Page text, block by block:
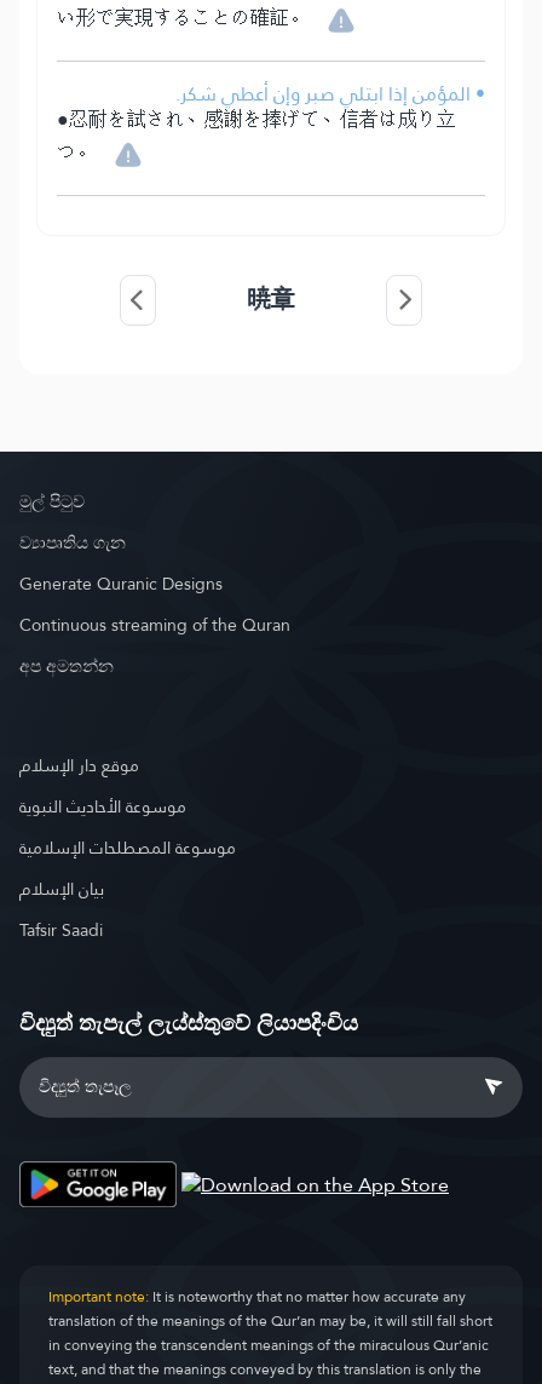
い形で実現することの確証。
• المؤمن إذا ابتلي صبر وإن أعطي شكر.
●忍耐を試され、感謝を捧げて、信者は成り立
つ。
暁章
මුල් පිටුව
ව්‍යාපෘතිය ගැන
Generate Quranic Designs
Continuous streaming of the Quran
අප අමතන්න
موقع دار الإسلام
موسوعة الأحاديث النبوية
موسوعة المصطلحات الإسلامية
بيان الإسلام
Tafsir Saadi
විද්‍යුත් තැපැල් ලැය්ස්තුවේ ලියාපදිංචිය
Important note:It is noteworthy that no matter how accurate any
translation of the meanings of the Qur’an may be, it will still fall short
in conveying the transcendent meanings of the miraculous Qur’anic
text, and that the meanings conveyed by this translation is only the